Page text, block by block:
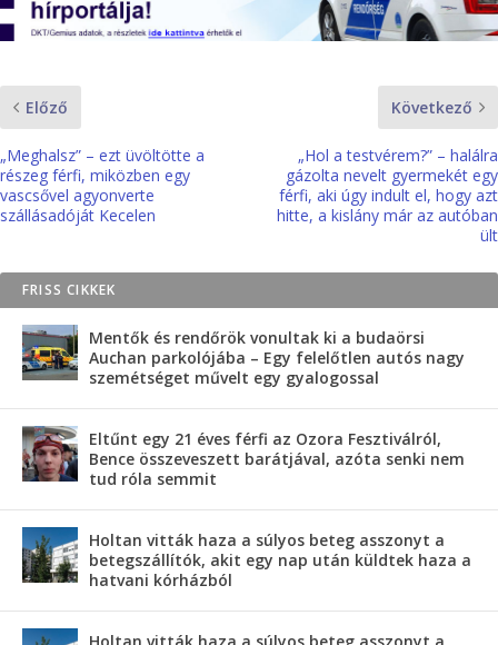
Előző
„Meghalsz” – ezt üvöltötte a
részeg férfi, miközben egy
vascsővel agyonverte
szállásadóját Kecelen
Következő
„Hol a testvérem?” – halálra
gázolta nevelt gyermekét egy
férfi, aki úgy indult el, hogy azt
hitte, a kislány már az autóban
ült
FRISS CIKKEK
Mentők és rendőrök vonultak ki a budaörsi
Auchan parkolójába – Egy felelőtlen autós nagy
szemétséget művelt egy gyalogossal
Eltűnt egy 21 éves férfi az Ozora Fesztiválról,
Bence összeveszett barátjával, azóta senki nem
tud róla semmit
Holtan vitták haza a súlyos beteg asszonyt a
betegszállítók, akit egy nap után küldtek haza a
hatvani kórházból